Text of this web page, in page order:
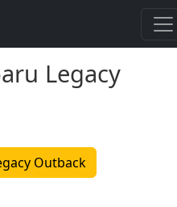
Legacy
Outback